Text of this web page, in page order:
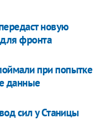
новую
фронта
при попытке
данные
сил у Станицы